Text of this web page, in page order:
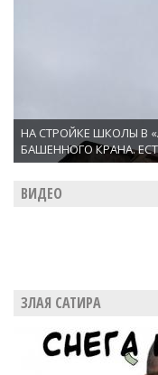
НА СТРОЙКЕ ШКОЛЫ В
БАШЕННОГО КРАНА.
ВИДЕО
ЗЛАЯ САТИРА